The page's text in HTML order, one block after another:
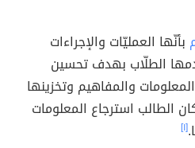
بأنّها العمليّات والإجراءات
الطلّاب بهدف تحسين
والمفاهيم وتخزينها
الطالب استرجاع المعلومات
[١]